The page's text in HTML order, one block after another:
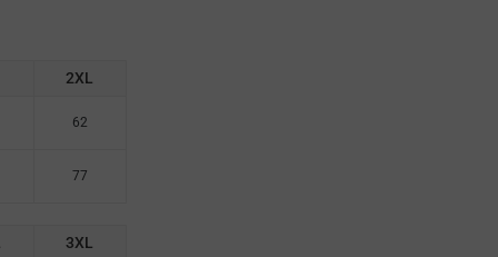
2XL
62
77
3XL